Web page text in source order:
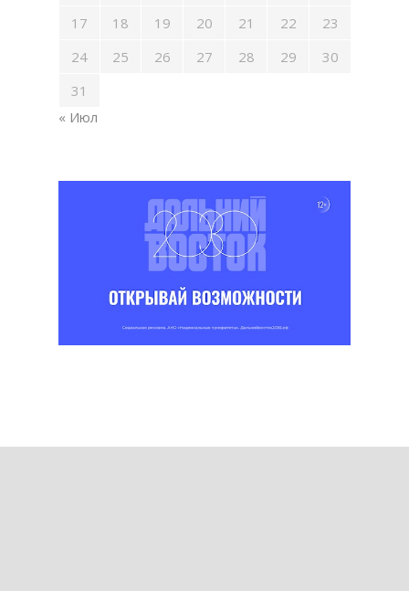
17
18 19 20 21 22
23
24
25 26 27 28 29
30
31
« Июл